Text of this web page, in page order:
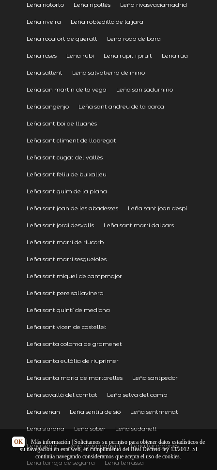
Leña riotorto Leña ripollés Leña rivasvaciamadrid
Leña riveira Leña robledillo de la jara
Leña rocafort de queralt Leña roda de bara
Leña roses Leña rubí Leña rupit i pruit Leña rúa
Leña sallent Leña salvatierra de miño
Leña san martín de la vega Leña san sadurniño
Leña sangenjo Leña sant andreu de la barca
Leña sant boi de lluanès
Leña sant climent de llobregat
Leña sant cugat del vallès
Leña sant feliu de buixalleu
Leña sant guim de la plana
Leña sant joan de les abadesses Leña sant joan despí
Leña sant jordi desvalls Leña sant martí dalbars
Leña sant martí de riucorb
Leña sant martí sesgueioles
Leña sant miquel de campmajor
Leña sant pere sallavinera
Leña sant quintí de mediona
Leña sant vicen de castellet
Leña santa coloma de gramenet
Leña santa eulàlia de riuprimer
Leña santa maria de martorelles Leña santpedor
Leña savallà del comtat Leña selva del camp
Leña senan Leña sentiu de sió Leña sentmenat
Leña siurana Leña sober Leña sudanell
Leña sénia Leña tagamanent Leña tarragonés
Leña tarroja de segarra Leña terrassa
OK Más información| Solicitamos su permiso para obtener datos estadísticos de
su navegación en esta web, en cumplimiento del Real Decreto-ley 13/2012. Si
continúa navegando consideramos que acepta el uso de cookies.